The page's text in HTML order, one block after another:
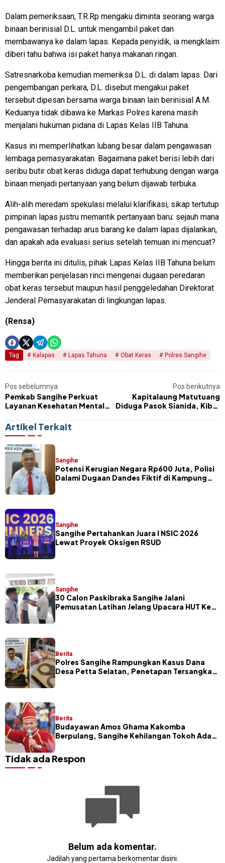
Dalam pemeriksaan, T.R.Rp mengaku diminta seorang warga
binaan berinisial D.L. untuk mengambil paket dan
membawanya ke dalam lapas. Kepada penyidik, ia mengklaim
diberi tahu bahwa isi paket hanya makanan ringan.
Satresnarkoba kemudian memeriksa D.L. di dalam lapas. Dari
pengembangan perkara, D.L. disebut mengakui paket
tersebut dipesan bersama warga binaan lain berinisial A.M.
Keduanya tidak dibawa ke Markas Polres karena masih
menjalani hukuman pidana di Lapas Kelas IIB Tahuna.
Kasus ini memperlihatkan lubang besar dalam pengawasan
lembaga pemasyarakatan. Bagaimana paket berisi lebih dari
seribu butir obat keras diduga dapat terhubung dengan warga
binaan menjadi pertanyaan yang belum dijawab terbuka.
Alih-alih meredam spekulasi melalui klarifikasi, sikap tertutup
pimpinan lapas justru memantik pertanyaan baru: sejauh mana
pengawasan terhadap arus barang ke dalam lapas dijalankan,
dan apakah ada evaluasi serius setelah temuan ini mencuat?
Hingga berita ini ditulis, pihak Lapas Kelas IIB Tahuna belum
memberikan penjelasan rinci mengenai dugaan peredaran
obat keras tersebut maupun hasil penggeledahan Direktorat
Jenderal Pemasyarakatan di lingkungan lapas.
(Rensa)
Tag Kalapas Lapas Tahuna Obat Keras Polres Sangihe
Pos sebelumnya
Pemkab Sangihe Perkuat
Layanan Kesehatan Mental
Rawat Jiwa
Pos berikutnya
Kapitalaung Matutuang
Diduga Pasok Sianida, Kibar
Polres Jangan Tertutup
Artikel Terkait
Sangihe
Potensi Kerugian Negara Rp600 Juta, Polisi
Dalami Dugaan Dandes Fiktif di Kampung
Sangihe
Sangihe Pertahankan Juara I NSIC 2026
Lewat Proyek Oksigen RSUD
Sangihe
30 Calon Paskibraka Sangihe Jalani
Pemusatan Latihan Jelang Upacara HUT Ke-
Berita
Polres Sangihe Rampungkan Kasus Dana
Desa Petta Selatan, Penetapan Tersangka
Berita
Budayawan Amos Ghama Kakomba
Berpulang, Sangihe Kehilangan Tokoh Adat
Tidak ada Respon
Belum ada komentar.
Jadilah yang pertama berkomentar disini.